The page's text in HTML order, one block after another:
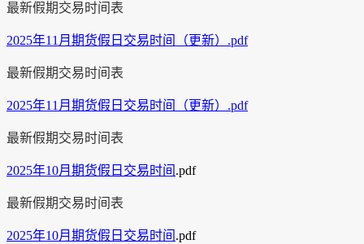
最新假期交易时间表
2025年11月期货假日交易时间（更新）.pdf
最新假期交易时间表
2025年11月期货假日交易时间（更新）.pdf
最新假期交易时间表
2025年10月期货假日交易时间 .pdf
最新假期交易时间表
2025年10月期货假日交易时间 .pdf